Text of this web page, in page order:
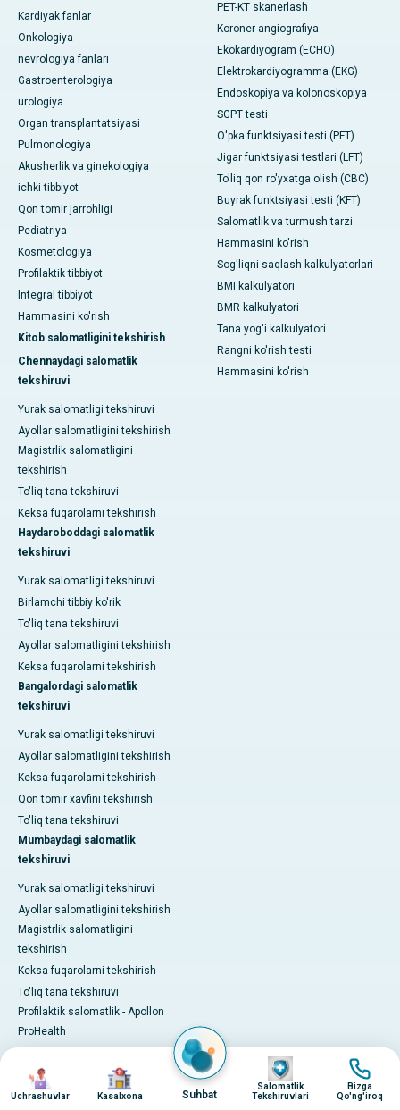
Kardiyak fanlar
Onkologiya
nevrologiya fanlari
Gastroenterologiya
urologiya
Organ transplantatsiyasi
Pulmonologiya
Akusherlik va ginekologiya
ichki tibbiyot
Qon tomir jarrohligi
Pediatriya
Kosmetologiya
Profilaktik tibbiyot
Integral tibbiyot
Hammasini ko'rish
Kitob salomatligini tekshirish
Chennaydagi salomatlik
tekshiruvi
Yurak salomatligi tekshiruvi
Ayollar salomatligini tekshirish
Magistrlik salomatligini
tekshirish
To'liq tana tekshiruvi
Keksa fuqarolarni tekshirish
Haydaroboddagi salomatlik
tekshiruvi
Yurak salomatligi tekshiruvi
Birlamchi tibbiy ko'rik
To'liq tana tekshiruvi
Ayollar salomatligini tekshirish
Keksa fuqarolarni tekshirish
Bangalordagi salomatlik
tekshiruvi
Yurak salomatligi tekshiruvi
Ayollar salomatligini tekshirish
Keksa fuqarolarni tekshirish
Qon tomir xavfini tekshirish
To'liq tana tekshiruvi
Mumbaydagi salomatlik
tekshiruvi
Yurak salomatligi tekshiruvi
Ayollar salomatligini tekshirish
Magistrlik salomatligini
tekshirish
Keksa fuqarolarni tekshirish
To'liq tana tekshiruvi
Profilaktik salomatlik - Apollon
ProHealth
Pro Health Home
Bizning tajribamiz
PET-KT skanerlash
Koroner angiografiya
Ekokardiyogram (ECHO)
Elektrokardiyogramma (EKG)
Endoskopiya va kolonoskopiya
SGPT testi
O'pka funktsiyasi testi (PFT)
Jigar funktsiyasi testlari (LFT)
To'liq qon ro'yxatga olish (CBC)
Buyrak funktsiyasi testi (KFT)
Salomatlik va turmush tarzi
Hammasini ko'rish
Sog'liqni saqlash kalkulyatorlari
BMI kalkulyatori
BMR kalkulyatori
Tana yog'i kalkulyatori
Rangni ko'rish testi
Hammasini ko'rish
surat
Uchrashuvlar
surat
Kasalxona Suhbat
surat
Salomatlik
Tekshiruvlari
surat
Bizga
Qo'ng'iroq